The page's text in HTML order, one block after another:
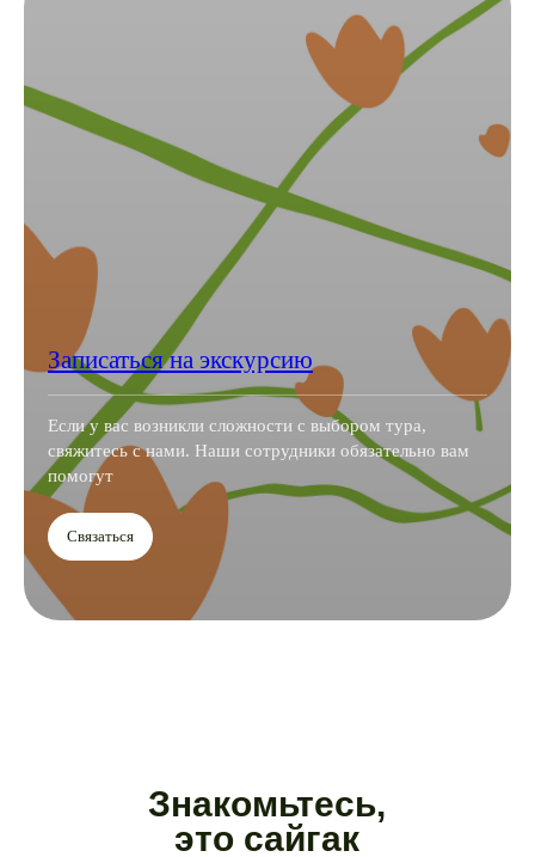
Записаться на экскурсию
Если у вас возникли сложности с выбором тура,
свяжитесь с нами. Наши сотрудники обязательно вам
помогут
Связаться